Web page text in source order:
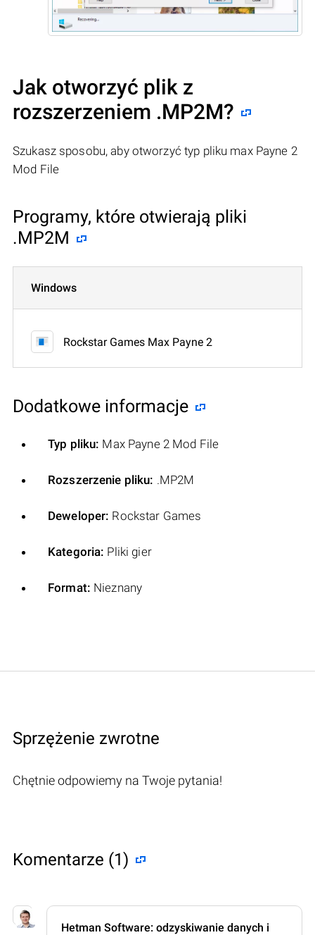
Jak otworzyć plik z
rozszerzeniem .MP2M?
Szukasz sposobu, aby otworzyć typ pliku max Payne 2
Mod File
Programy, które otwierają pliki
.MP2M
Windows
Rockstar Games Max Payne 2
Dodatkowe informacje
Typ pliku: Max Payne 2 Mod File
Rozszerzenie pliku: .MP2M
Deweloper: Rockstar Games
Kategoria: Pliki gier
Format: Nieznany
Sprzężenie zwrotne
Chętnie odpowiemy na Twoje pytania!
Komentarze (1)
Hetman Software: odzyskiwanie danych i